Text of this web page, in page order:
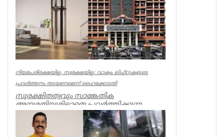
നിയമപരിരക്ഷയില്ല, സുരക്ഷയില്ല: വാക്വം ലിഫ്റ്റുകളുടെ
പ്രവര്‍ത്തനം തടയണമെന്ന് ഹൈക്കോടതി
സുരക്ഷിതത്വവും സാങ്കേതിക
അനുമതിയുമില്ലാതെ പ്രവര്‍ത്തിക്കുന്ന
അനധികൃത വാക്വം ലിഫ്റ്റുകളുടെ പ്രവര്‍ത്...
Kerala